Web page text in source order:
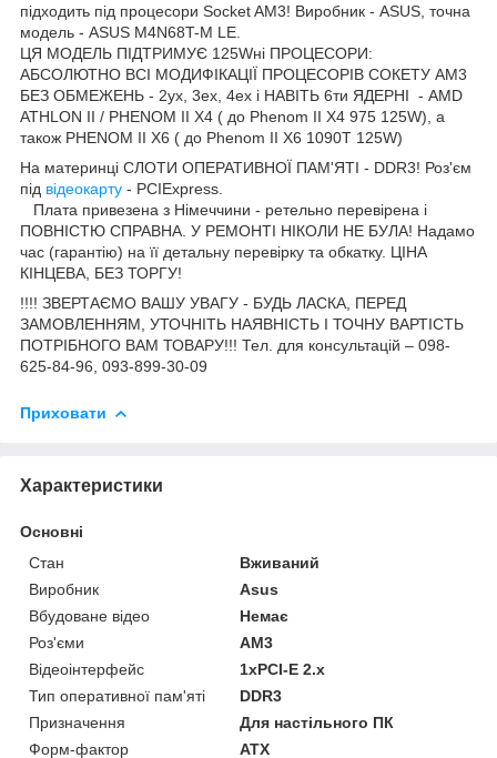
підходить під процесори Socket AM3! Виробник - ASUS, точна
модель - ASUS M4N68T-M LE.
ЦЯ МОДЕЛЬ ПІДТРИМУЄ 125Wні ПРОЦЕСОРИ:
АБСОЛЮТНО ВСІ МОДИФІКАЦІЇ ПРОЦЕСОРІВ СОКЕТУ AM3
БЕЗ ОБМЕЖЕНЬ - 2ух, 3ех, 4ех і НАВІТЬ 6ти ЯДЕРНІ - AMD
ATHLON II / PHENOM II X4 ( до Phenom II X4 975 125W), а
також PHENOM II X6 ( до Phenom II X6 1090T 125W)
На материнці СЛОТИ ОПЕРАТИВНОЇ ПАМ'ЯТІ - DDR3! Роз'єм
під відеокарту - PCIExpress.
Плата привезена з Німеччини - ретельно перевірена і
ПОВНІСТЮ СПРАВНА. У РЕМОНТІ НІКОЛИ НЕ БУЛА! Надамо
час (гарантію) на її детальну перевірку та обкатку. ЦІНА
КІНЦЕВА, БЕЗ ТОРГУ!
!!!! ЗВЕРТАЄМО ВАШУ УВАГУ - БУДЬ ЛАСКА, ПЕРЕД
ЗАМОВЛЕННЯМ, УТОЧНІТЬ НАЯВНІСТЬ І ТОЧНУ ВАРТІСТЬ
ПОТРІБНОГО ВАМ ТОВАРУ!!! Тел. для консультацій – 098-
625-84-96, 093-899-30-09
Приховати
Характеристики
Основні
Стан
Вживаний
Виробник
Asus
Вбудоване відео
Немає
Роз'єми
AM3
Відеоінтерфейс
1xPCI-E 2.x
Тип оперативної пам'яті
DDR3
Призначення
Для настільного ПК
Форм-фактор
ATX